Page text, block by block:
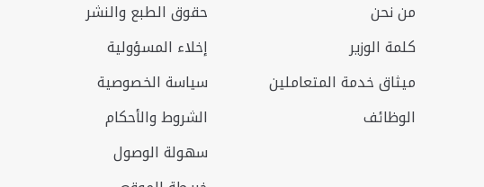
من نحن
كلمة الوزير
ميثاق خدمة المتعاملين
الوظائف
حقوق الطبع والنشر
إخلاء المسؤولية
سياسة الخصوصية
الشروط والأحكام
سهولة الوصول